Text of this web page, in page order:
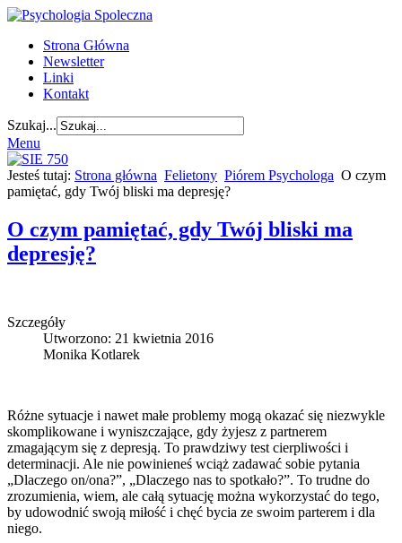
Strona Główna
Newsletter
Linki
Kontakt
Szukaj...
Menu
Jesteś tutaj: Strona główna Felietony Piórem Psychologa O czym
pamiętać, gdy Twój bliski ma depresję?
O czym pamiętać, gdy Twój bliski ma
depresję?
Szczegóły
Utworzono: 21 kwietnia 2016
Monika Kotlarek
Różne sytuacje i nawet małe problemy mogą okazać się niezwykle
skomplikowane i wyniszczające, gdy żyjesz z partnerem
zmagającym się z depresją. To prawdziwy test cierpliwości i
determinacji. Ale nie powinieneś wciąż zadawać sobie pytania
„Dlaczego on/ona?”, „Dlaczego nas to spotkało?”. To trudne do
zrozumienia, wiem, ale całą sytuację można wykorzystać do tego,
by udowodnić swoją miłość i chęć bycia ze swoim parterem i dla
niego.